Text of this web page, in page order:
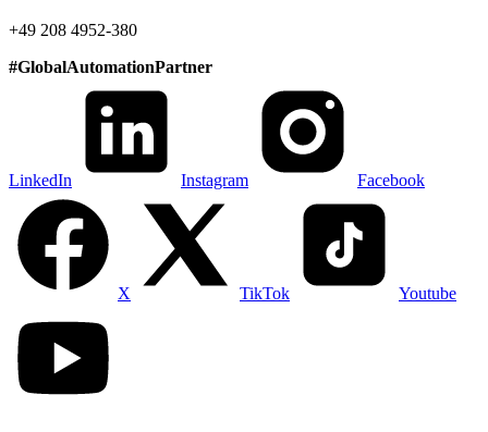
+49 208 4952-380
#GlobalAutomationPartner
LinkedIn Instagram Facebook
X TikTok Youtube